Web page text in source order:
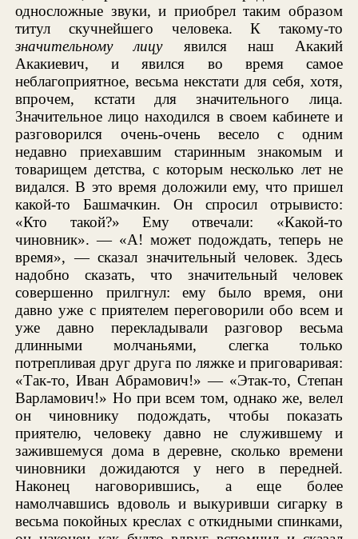
односложные звуки, и приобрел таким образом
титул скучнейшего человека. К такому-то
значительному лицуявился наш Акакий
Акакиевич, и явился во время самое
неблагоприятное, весьма некстати для себя, хотя,
впрочем, кстати для значительного лица.
Значительное лицо находился в своем кабинете и
разговорился очень-очень весело с одним
недавно приехавшим старинным знакомым и
товарищем детства, с которым несколько лет не
видался. В это время доложили ему, что пришел
какой-то Башмачкин. Он спросил отрывисто:
«Кто такой?» Ему отвечали: «Какой-то
чиновник». — «А! может подождать, теперь не
время», — сказал значительный человек. Здесь
надобно сказать, что значительный человек
совершенно прилгнул: ему было время, они
давно уже с приятелем переговорили обо всем и
уже давно перекладывали разговор весьма
длинными молчаньями, слегка только
потрепливая друг друга по ляжке и приговаривая:
«Так-то, Иван Абрамович!» — «Этак-то, Степан
Варламович!» Но при всем том, однако же, велел
он чиновнику подождать, чтобы показать
приятелю, человеку давно не служившему и
зажившемуся дома в деревне, сколько времени
чиновники дожидаются у него в передней.
Наконец наговорившись, а еще более
намолчавшись вдоволь и выкуривши сигарку в
весьма покойных креслах с откидными спинками,